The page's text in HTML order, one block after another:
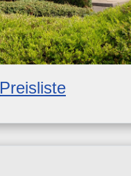
Preisliste